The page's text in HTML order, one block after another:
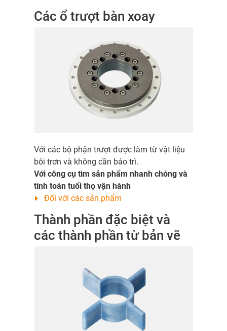
Các ổ trượt bàn xoay
Với các bộ phận trượt được làm từ vật liệu
bôi trơn và không cần bảo trì.
Với công cụ tìm sản phẩm nhanh chóng và
tính toán tuổi thọ vận hành
Đối với các sản phẩm
Thành phần đặc biệt và
các thành phần từ bản vẽ